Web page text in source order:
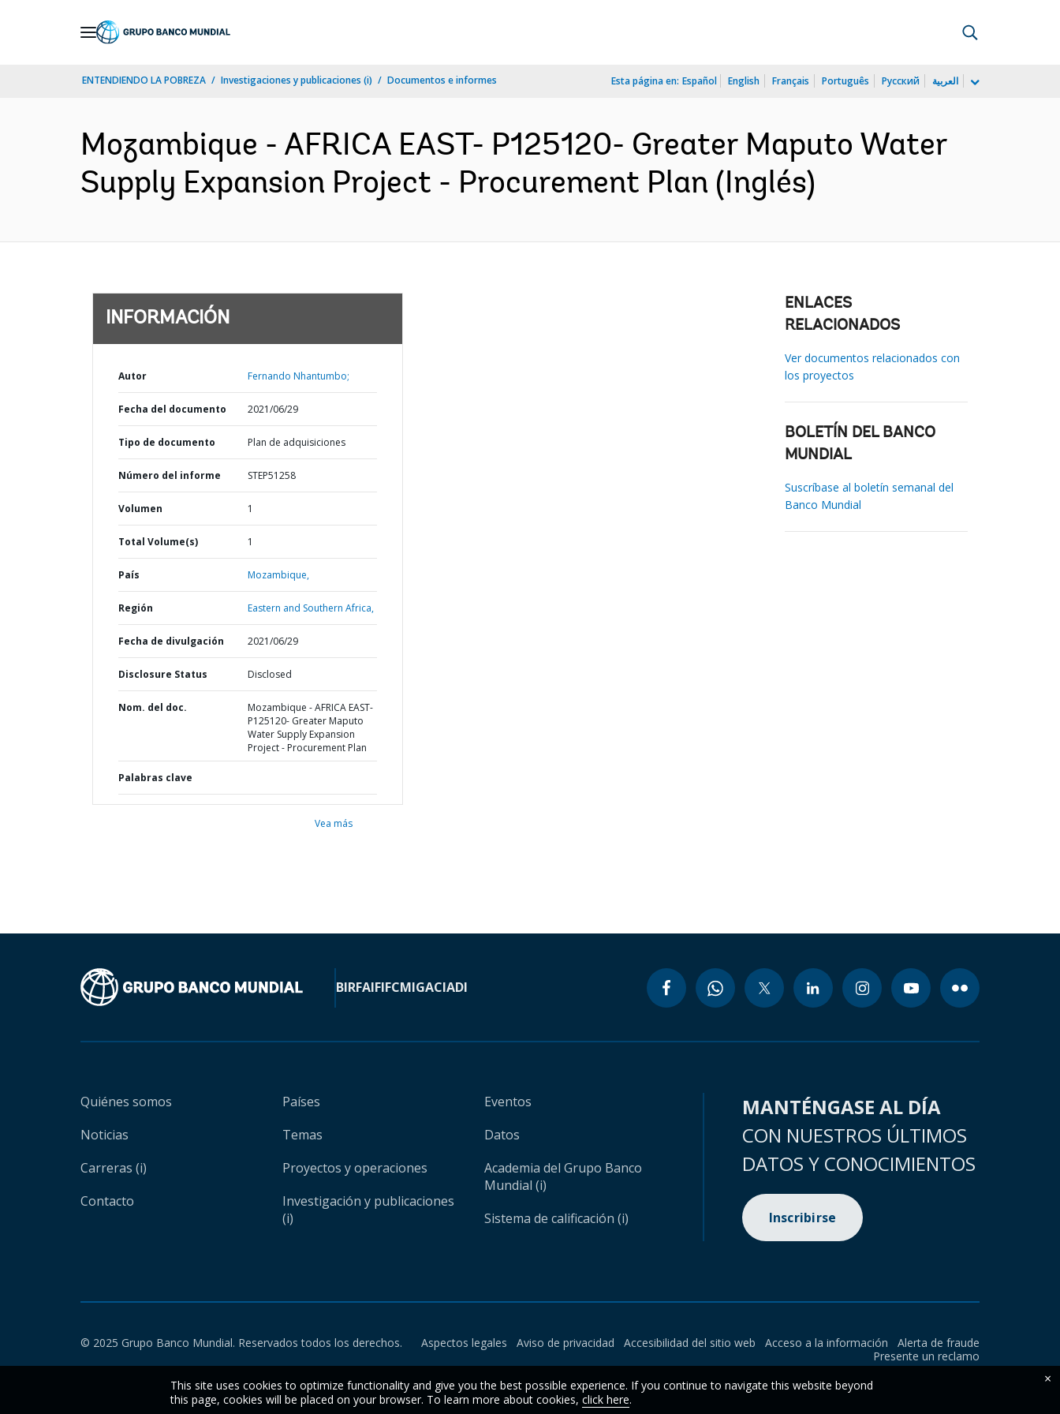
ENTENDIENDO LA POBREZA Investigaciones y publicaciones (i) Documentos e informes Esta página en: Español English Français Português Русский العربية
Mozambique - AFRICA EAST- P125120- Greater Maputo Water
Supply Expansion Project - Procurement Plan (Inglés)
INFORMACIÓN
Autor Fernando Nhantumbo;
Fecha del documento 2021/06/29
Tipo de documento Plan de adquisiciones
Número del informe STEP51258
Volumen 1
Total Volume(s) 1
País Mozambique,
Región Eastern and Southern Africa,
Fecha de divulgación 2021/06/29
Disclosure Status Disclosed
Nom. del doc.
Mozambique - AFRICA EAST-
P125120- Greater Maputo
Water Supply Expansion
Project - Procurement Plan
Palabras clave
Vea más
ENLACES
RELACIONADOS
Ver documentos relacionados con
los proyectos
BOLETÍN DEL BANCO
MUNDIAL
Suscríbase al boletín semanal del
Banco Mundial
BIRFAIFIFCMIGACIADI
Quiénes somos
Noticias
Carreras (i)
Contacto
Países
Temas
Proyectos y operaciones
Investigación y publicaciones
(i)
Eventos
Datos
Academia del Grupo Banco
Mundial (i)
Sistema de calificación (i)
MANTÉNGASE AL DÍA
CON NUESTROS ÚLTIMOS
DATOS Y CONOCIMIENTOS
Inscribirse
© 2025 Grupo Banco Mundial. Reservados todos los derechos. Aspectos legales Aviso de privacidad Accesibilidad del sitio web Acceso a la información
Alerta de fraude
Presente un reclamo
This site uses cookies to optimize functionality and give you the best possible experience. If you continue to navigate this website beyond
this page, cookies will be placed on your browser. To learn more about cookies, click here.
×